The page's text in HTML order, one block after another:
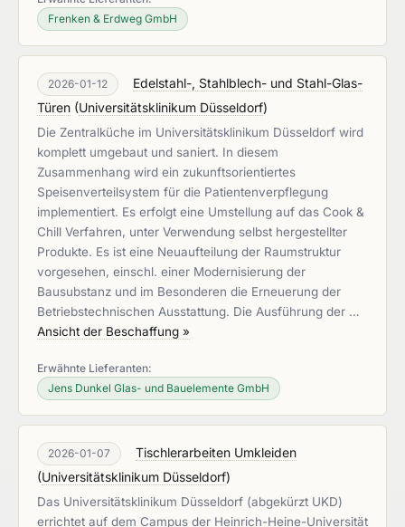
Frenken & Erdweg GmbH
2026-01-12
Edelstahl-, Stahlblech- und Stahl-Glas-
Türen (Universitätsklinikum Düsseldorf)
Die Zentralküche im Universitätsklinikum Düsseldorf wird
komplett umgebaut und saniert. In diesem
Zusammenhang wird ein zukunftsorientiertes
Speisenverteilsystem für die Patientenverpflegung
implementiert. Es erfolgt eine Umstellung auf das Cook &
Chill Verfahren, unter Verwendung selbst hergestellter
Produkte. Es ist eine Neuaufteilung der Raumstruktur
vorgesehen, einschl. einer Modernisierung der
Bausubstanz und im Besonderen die Erneuerung der
Betriebstechnischen Ausstattung. Die Ausführung der …
Ansicht der Beschaffung »
Erwähnte Lieferanten:
Jens Dunkel Glas- und Bauelemente GmbH
2026-01-07
Tischlerarbeiten Umkleiden
(Universitätsklinikum Düsseldorf)
Das Universitätsklinikum Düsseldorf (abgekürzt UKD)
errichtet auf dem Campus der Heinrich-Heine-Universität